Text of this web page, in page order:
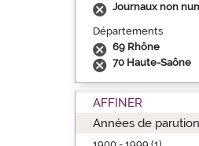
Journaux non
Départements
69 Rhône
70 Haute-Saône
AFFINER
Années de parution